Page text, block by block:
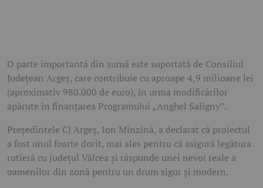
O parte importantă din sumă este suportată de Consiliul
Județean Argeș, care contribuie cu aproape 4,9 milioane lei
(aproximativ 980.000 de euro), în urma modificărilor
apărute în finanțarea Programului „Anghel Saligny”.
Președintele CJ Argeș, Ion Mînzînă, a declarat că proiectul
a fost unul foarte dorit, mai ales pentru că asigură legătura
rutieră cu județul Vâlcea și răspunde unei nevoi reale a
oamenilor din zonă pentru un drum sigur și modern.